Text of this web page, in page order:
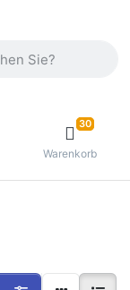
30
Warenkorb